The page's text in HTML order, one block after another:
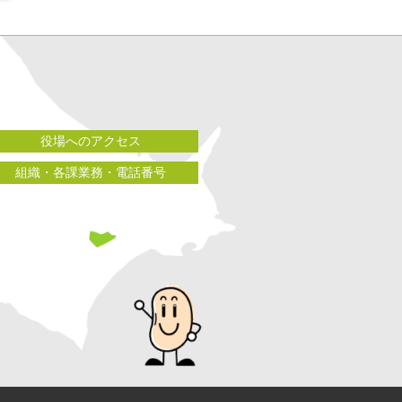
役場へのアクセス
組織・各課業務・電話番号